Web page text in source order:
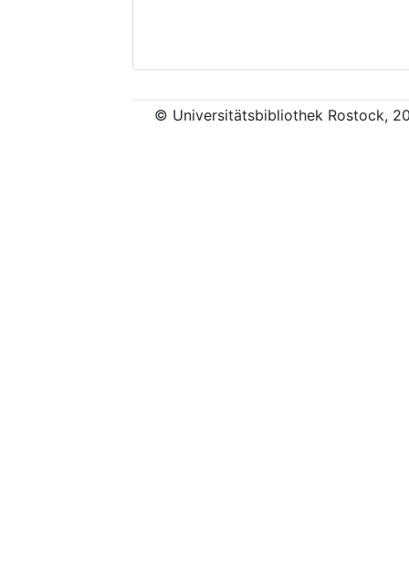
© Universitätsbibliothek Rostock,